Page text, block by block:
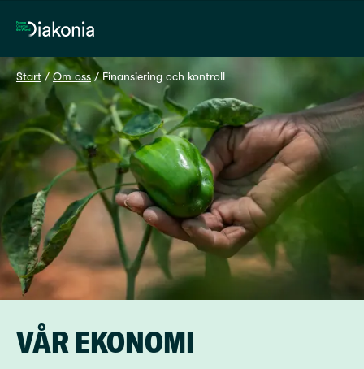
Hem
Start / Om oss / Finansiering och kontroll
VÅR EKONOMI